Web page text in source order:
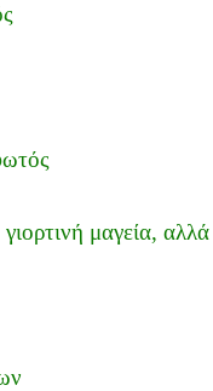
μαγεία,